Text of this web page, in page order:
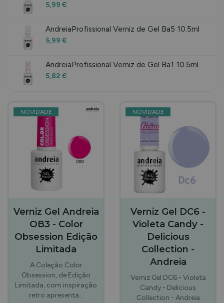
5,99 €
AndreiaProfissional Verniz de Gel Ba5 10.5ml
5,99 €
AndreiaProfissional Verniz de Gel Ba1 10.5ml
5,82 €
NOVIDADE
Verniz Gel Andreia
OB3 - Color
Obsession Edição
Limitada
A Coleção Color
Obsession, de Edição
Limitada, com inspiração
retro apresenta…
NOVIDADE
Verniz Gel DC6 -
Violeta Candy -
Delicious
Collection -
Andreia
Verniz Gel DC6 - Violeta
Candy - Delicious
Collection - Andreia